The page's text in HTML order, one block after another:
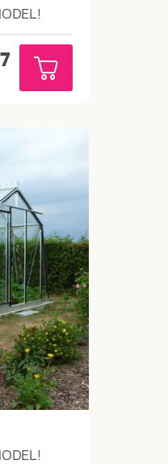
Prijsklasse:
€2.419